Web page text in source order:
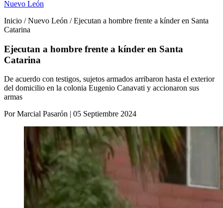
Nuevo León
Inicio / Nuevo León / Ejecutan a hombre frente a kínder en Santa
Catarina
Ejecutan a hombre frente a kínder en Santa
Catarina
De acuerdo con testigos, sujetos armados arribaron hasta el exterior
del domicilio en la colonia Eugenio Canavati y accionaron sus
armas
Por Marcial Pasarón | 05 Septiembre 2024